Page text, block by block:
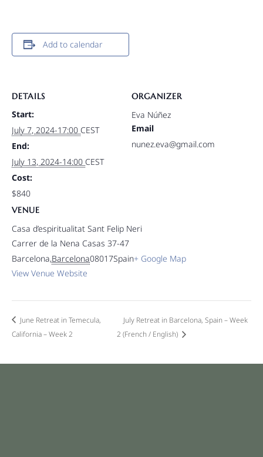
Add to calendar
DETAILS
Start:
July 7, 2024-17:00 CEST
End:
July 13, 2024-14:00 CEST
Cost:
$840
VENUE
Casa d’espiritualitat Sant Felip Neri
Carrer de la Nena Casas 37-47
Barcelona,Barcelona08017Spain+ Google Map
View Venue Website
ORGANIZER
Eva Núñez
Email
nunez.eva@gmail.com
June Retreat in Temecula,
California – Week 2
July Retreat in Barcelona, Spain – Week
2 (French / English)